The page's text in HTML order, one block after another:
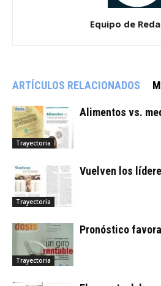
Equipo de
ARTÍCULOS RELACIONADOS
Trayectoria
Alimentos vs.
Trayectoria
Vuelven los
Trayectoria
Pronóstico